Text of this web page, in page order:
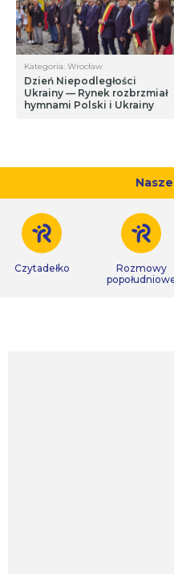
Kategoria: Wrocław
Dzień Niepodległości
Ukrainy — Rynek rozbrzmiał
hymnami Polski i Ukrainy
Czytadełko
Rozmowy